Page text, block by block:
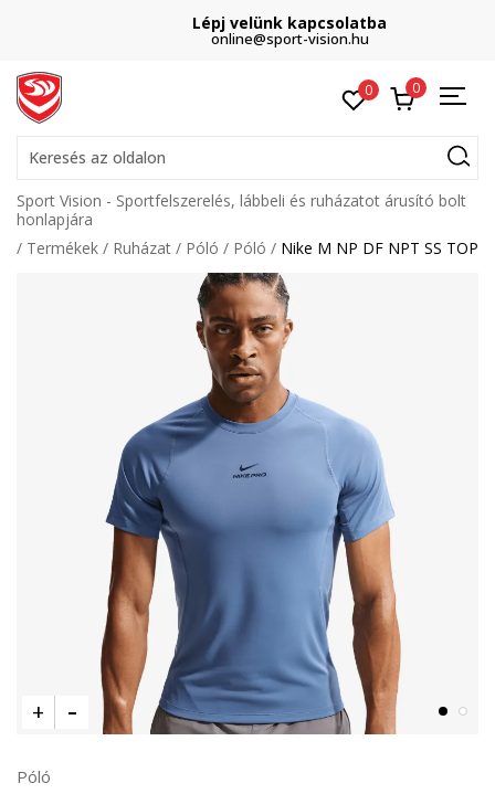
Lépj velünk kapcsolatba
online@sport-vision.hu
0 0
Keresés az oldalon
Sport Vision - Sportfelszerelés, lábbeli és ruházatot árusító bolt
honlapjára
Termékek
Ruházat Póló Póló Nike M NP DF NPT SS TOP
Póló